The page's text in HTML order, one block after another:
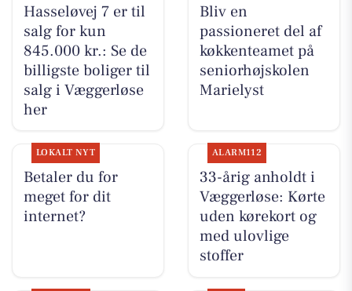
Hasseløvej 7 er til
salg for kun
845.000 kr.: Se de
billigste boliger til
salg i Væggerløse
her
Bliv en
passioneret del af
køkkenteamet på
seniorhøjskolen
Marielyst
LOKALT NYT
Betaler du for
meget for dit
internet?
ALARM112
33-årig anholdt i
Væggerløse: Kørte
uden kørekort og
med ulovlige
stoffer